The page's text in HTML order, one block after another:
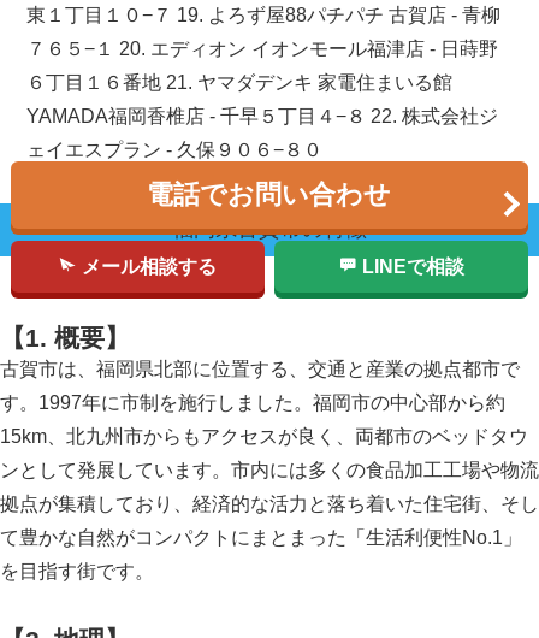
東１丁目１０−７ 19. よろず屋88パチパチ 古賀店 - 青柳
７６５−１ 20. エディオン イオンモール福津店 - 日蒔野
６丁目１６番地 21. ヤマダデンキ 家電住まいる館
YAMADA福岡香椎店 - 千早５丁目４−８ 22. 株式会社ジ
ェイエスプラン - 久保９０６−８０
福岡県古賀市の特徴
【1. 概要】
古賀市は、福岡県北部に位置する、交通と産業の拠点都市で
す。1997年に市制を施行しました。福岡市の中心部から約
15km、北九州市からもアクセスが良く、両都市のベッドタウ
ンとして発展しています。市内には多くの食品加工工場や物流
拠点が集積しており、経済的な活力と落ち着いた住宅街、そし
て豊かな自然がコンパクトにまとまった「生活利便性No.1」
を目指す街です。
電話でお問い合わせ
メール相談する LINEで相談